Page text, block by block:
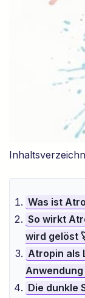
Was ist
So wirkt
wird gelöst
Atropin als
Anwendung
Die dunkle